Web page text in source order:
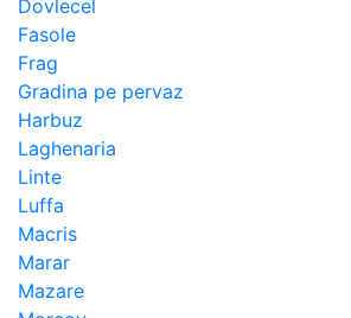
Dovlecel
Fasole
Frag
Gradina pe pervaz
Harbuz
Laghenaria
Linte
Luffa
Macris
Marar
Mazare